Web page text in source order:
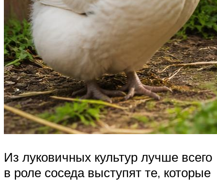
Из луковичных культур лучше всего
в роле соседа выступят те, которые